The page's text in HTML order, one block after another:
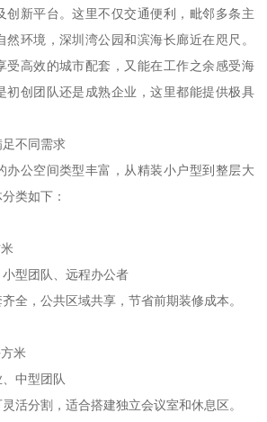
创新平台。这里不仅交通便利，毗邻多条主
环境，深圳湾公园和滨海长廊近在咫尺。
受高效的城市配套，又能在工作之余感受海
初创团队还是成熟企业，这里都能提供极具
不同需求
办公空间类型丰富，从精装小户型到整层大
类如下：
型团队、远程办公者
全，公共区域共享，节省前期装修成本。
米
中型团队
活分割，适合搭建独立会议室和休息区。